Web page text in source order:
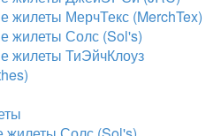
жилеты МерчТекс (MerchTex)
жилеты Солс (Sol's)
жилеты ТиЭйчКлоуз